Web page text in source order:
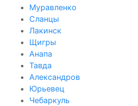
Муравленко
Сланцы
Лакинск
Щигры
Анапа
Тавда
Александров
Юрьевец
Чебаркуль